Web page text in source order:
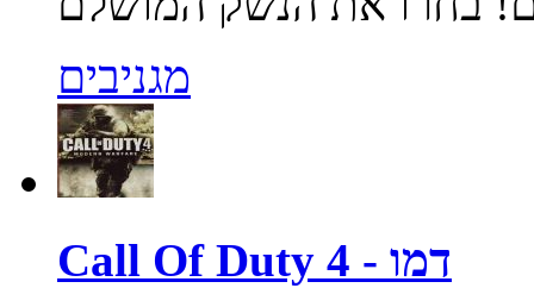
מגניבים
Call Of Duty 4 - דמו